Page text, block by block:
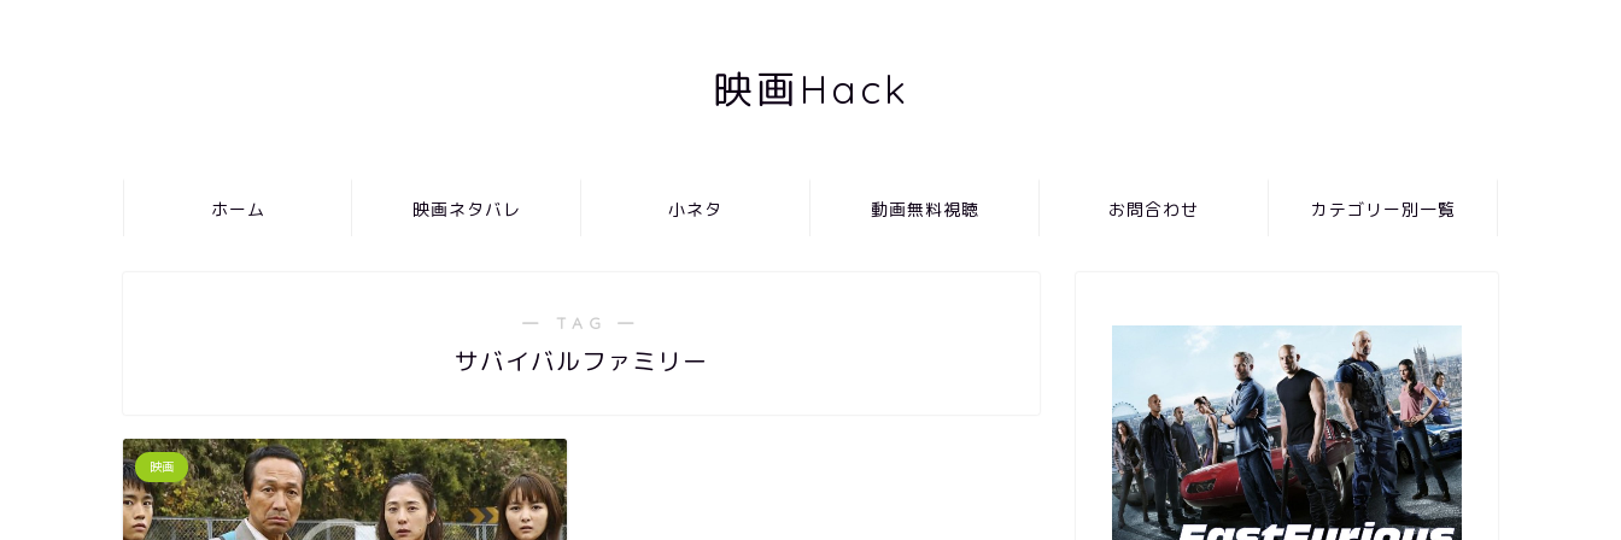
映画Hack
ホーム 映画ネタバレ 小ネタ 動画無料視聴 お問合わせ カテゴリー別一覧
― TAG ―
サバイバルファミリー
映画